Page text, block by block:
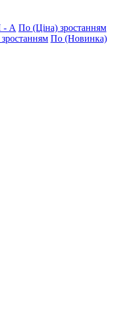
- А По (Ціна) зростанням
По (Новинка)